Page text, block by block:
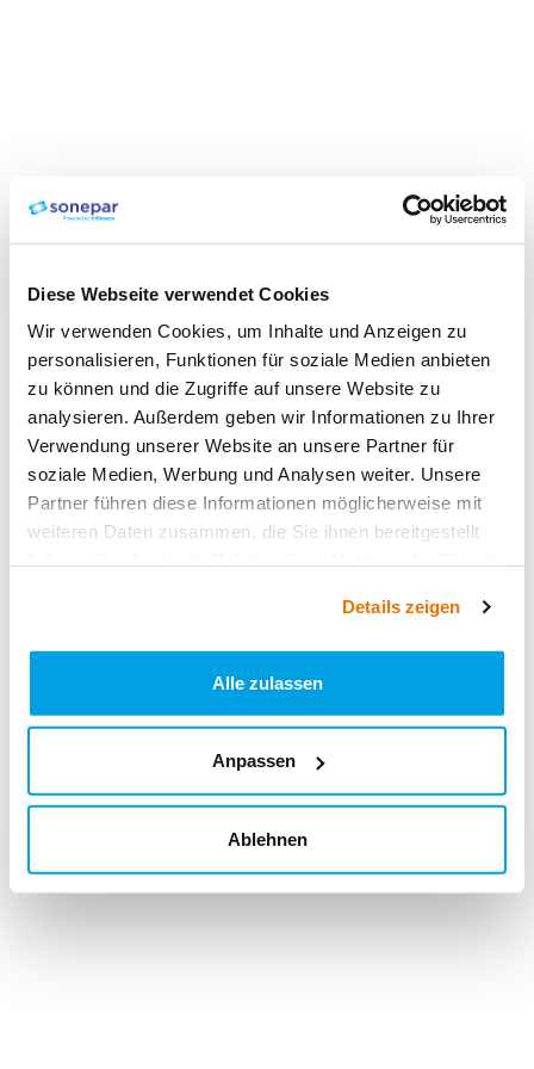
Diese Webseite verwendet Cookies
Wir verwenden Cookies, um Inhalte und Anzeigen zu
personalisieren, Funktionen für soziale Medien anbieten
zu können und die Zugriffe auf unsere Website zu
analysieren. Außerdem geben wir Informationen zu Ihrer
Verwendung unserer Website an unsere Partner für
soziale Medien, Werbung und Analysen weiter. Unsere
Partner führen diese Informationen möglicherweise mit
weiteren Daten zusammen, die Sie ihnen bereitgestellt
Details zeigen
Alle zulassen
Anpassen
Ablehnen